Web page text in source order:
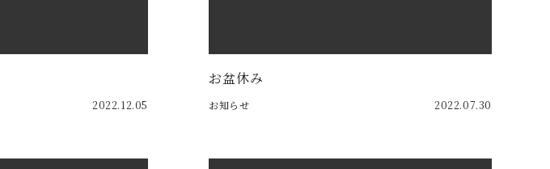
2022.12.05
お盆休み
お知らせ 2022.07.30